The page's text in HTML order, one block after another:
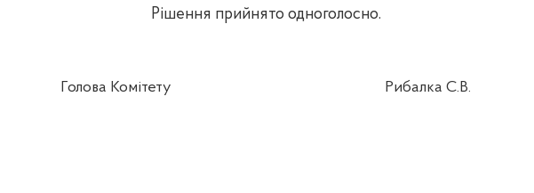
Рішення прийнято одноголосно.
Голова Комітету Рибалка С.В.